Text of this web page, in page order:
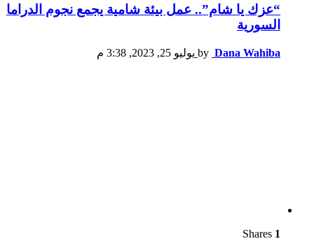
“عزك يا شام”.. عمل بيئة شامية يجمع نجوم الدراما
السورية
by Dana Wahiba يوليو 25, 2023, 3:38 م
1